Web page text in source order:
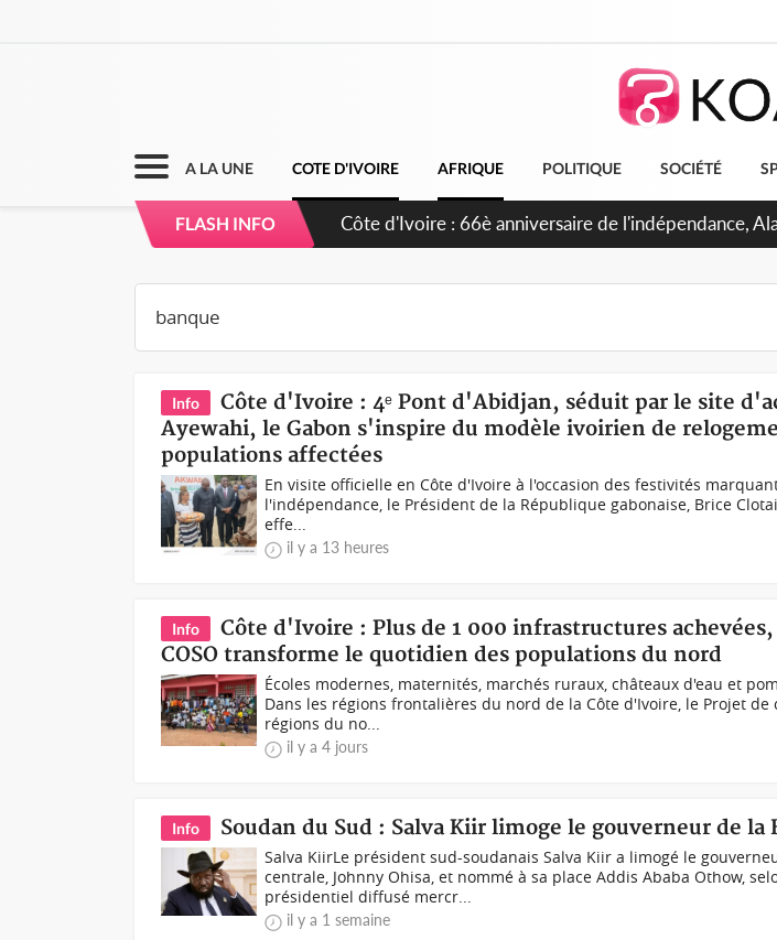
A LA UNE COTE D'IVOIRE AFRIQUE POLITIQUE SOCIÉTÉ
FLASH INFO
Côte d'Ivoire : À Abidjan, Amadou Oury Bah admire
Info
Côte d'Ivoire : 4ᵉ Pont d'Abidjan, séduit par le site
Ayewahi, le Gabon s'inspire du modèle ivoirien de
populations affectées
En visite officielle en Côte d'Ivoire à l'occasion des festivités
l'indépendance, le Président de la République gabonaise, Brice
effe...
il y a 13 heures
Info
Côte d'Ivoire : Plus de 1 000 infrastructures
COSO transforme le quotidien des populations du nord
Écoles modernes, maternités, marchés ruraux, châteaux d'eau et
Dans les régions frontalières du nord de la Côte d'Ivoire, le Projet de
régions du no...
il y a 4 jours
Info Soudan du Sud : Salva Kiir limoge le gouverneur de la
Salva KiirLe président sud-soudanais Salva Kiir a limogé le
centrale, Johnny Ohisa, et nommé à sa place Addis Ababa Othow,
présidentiel diffusé mercr...
il y a 1 semaine